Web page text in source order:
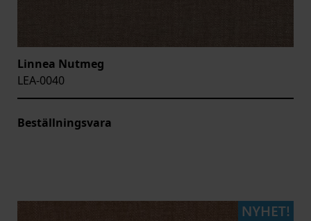
Linnea Nutmeg
LEA-0040
Beställningsvara